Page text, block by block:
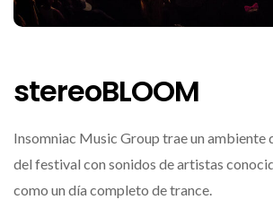
stereoBLOOM
Insomniac Music Group trae un ambiente
del festival con sonidos de artistas
como un día completo de trance.